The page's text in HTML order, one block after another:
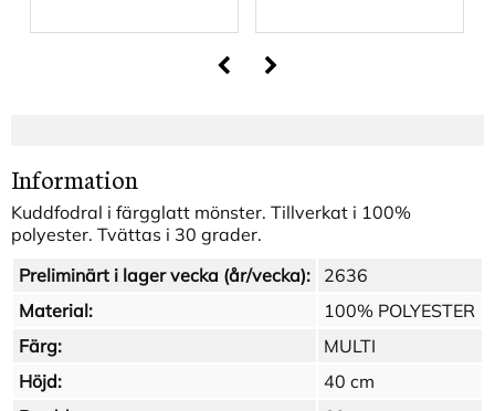
Information
Kuddfodral i färgglatt mönster. Tillverkat i 100%
polyester. Tvättas i 30 grader.
Preliminärt i lager vecka (år/vecka):
2636
Material:
100% POLYESTER
Färg:
MULTI
Höjd:
40 cm